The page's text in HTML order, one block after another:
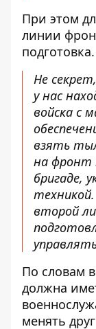
При этом
линии
Не
у нас
войска с
взять
на фронт
бригаде,
второй
По словам
должна
менять